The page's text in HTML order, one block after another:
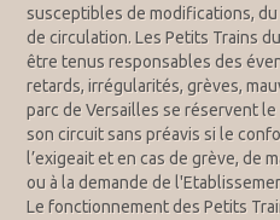
susceptibles de modifications,
de circulation. Les Petits Trains
être tenus responsables des
retards, irrégularités, grèves,
parc de Versailles se réservent
son circuit sans préavis si le
l’exigeait et en cas de grève, de
ou à la demande de
Le fonctionnement des Petits